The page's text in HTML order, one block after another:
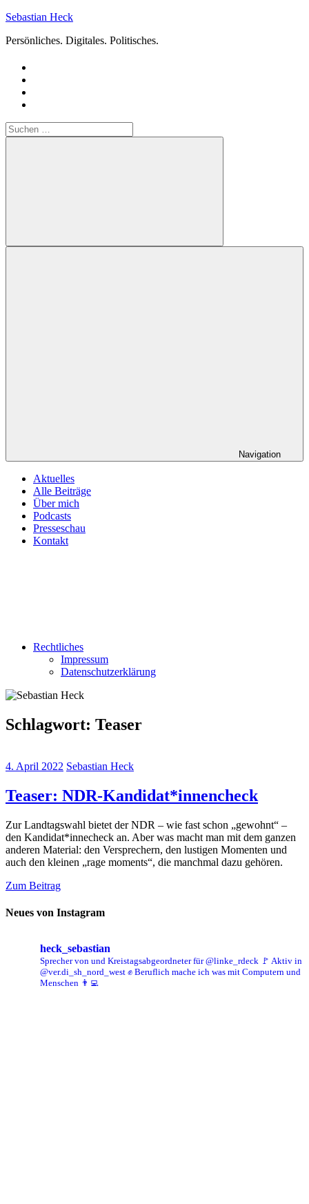
Zum
springen
Sebastian Heck
Persönliches. Digitales. Politisches.
Suchen
nach:
Suchen
Navigation
Aktuelles
Alle Beiträge
Über mich
Podcasts
Presseschau
Kontakt
Rechtliches
Impressum
Datenschutzerklärung
Schlagwort: Teaser
4. April 2022 Sebastian Heck
Teaser: NDR-Kandidat*innencheck
Zur Landtagswahl bietet der NDR – wie fast schon „gewohnt“ –
den Kandidat*innecheck an. Aber was macht man mit dem ganzen
anderen Material: den Versprechern, den lustigen Momenten und
auch den kleinen „rage moments“, die manchmal dazu gehören.
Zum Beitrag
Neues von Instagram
heck_sebastian
Sprecher von und Kreistagsabgeordneter für @linke_rdeck 🚩 Aktiv in
@ver.di_sh_nord_west ✊ Beruflich mache ich was mit Computern und
Menschen 👨‍💻